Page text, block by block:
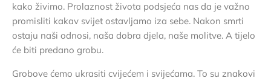
kako živimo. Prolaznost života podsjeća nas da je važno
promisliti kakav svijet ostavljamo iza sebe. Nakon smrti
ostaju naši odnosi, naša dobra djela, naše molitve. A tijelo
će biti predano grobu.
Grobove ćemo ukrasiti cvijećem i svijećama. To su znakovi